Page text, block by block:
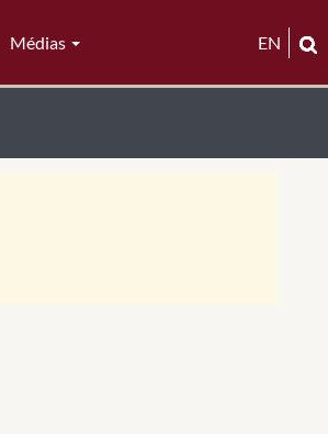
Médias EN